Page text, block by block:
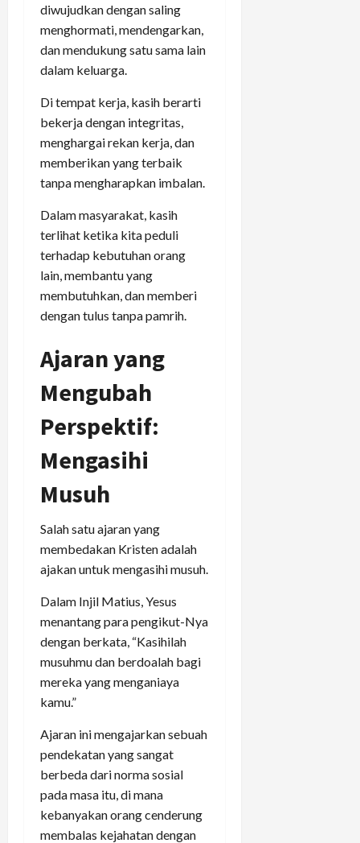
diwujudkan dengan saling
menghormati, mendengarkan,
dan mendukung satu sama lain
dalam keluarga.
Di tempat kerja, kasih berarti
bekerja dengan integritas,
menghargai rekan kerja, dan
memberikan yang terbaik
tanpa mengharapkan imbalan.
Dalam masyarakat, kasih
terlihat ketika kita peduli
terhadap kebutuhan orang
lain, membantu yang
membutuhkan, dan memberi
dengan tulus tanpa pamrih.
Ajaran yang
Mengubah
Perspektif:
Mengasihi
Musuh
Salah satu ajaran yang
membedakan Kristen adalah
ajakan untuk mengasihi musuh.
Dalam Injil Matius, Yesus
menantang para pengikut-Nya
dengan berkata, “Kasihilah
musuhmu dan berdoalah bagi
mereka yang menganiaya
kamu.”
Ajaran ini mengajarkan sebuah
pendekatan yang sangat
berbeda dari norma sosial
pada masa itu, di mana
kebanyakan orang cenderung
membalas kejahatan dengan